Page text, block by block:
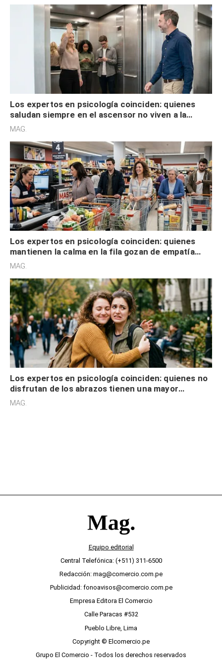
Los expertos en psicología coinciden: quienes
saludan siempre en el ascensor no viven a la
defensiva y tienen apertura social
MAG.
Los expertos en psicología coinciden: quienes
mantienen la calma en la fila gozan de empatía
cognitiva, gratitud y no solo tienen autocontrol
MAG.
Los expertos en psicología coinciden: quienes no
disfrutan de los abrazos tienen una mayor
sensibilidad a los estímulos físicos y no es por
MAG.
Equipo editorial
Central Telefónica: (+511) 311-6500
Redacción: mag@comercio.com.pe
Publicidad: fonoavisos@comercio.com.pe
Empresa Editora El Comercio
Calle Paracas #532
Pueblo Libre, Lima
Copyright © Elcomercio.pe
Grupo El Comercio - Todos los derechos reservados